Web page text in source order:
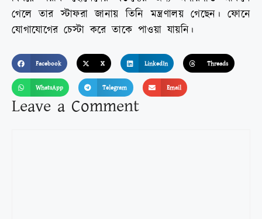
গেলে তার স্টাফরা জানায় তিনি মন্ত্রণালয় গেছেন। ফোনে
যোগাযোগের চেস্টা করে তাকে পাওয়া যায়নি।
Facebook X LinkedIn Threads
WhatsApp Telegram Email
Leave a Comment